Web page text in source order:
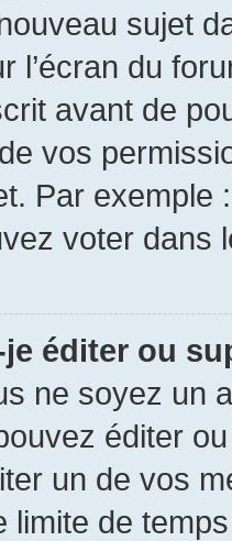
sujet
l’écran du
avant de
vos
Par exemple
voter dans
éditer ou
ne soyez un
éditer
un de vos
limite de